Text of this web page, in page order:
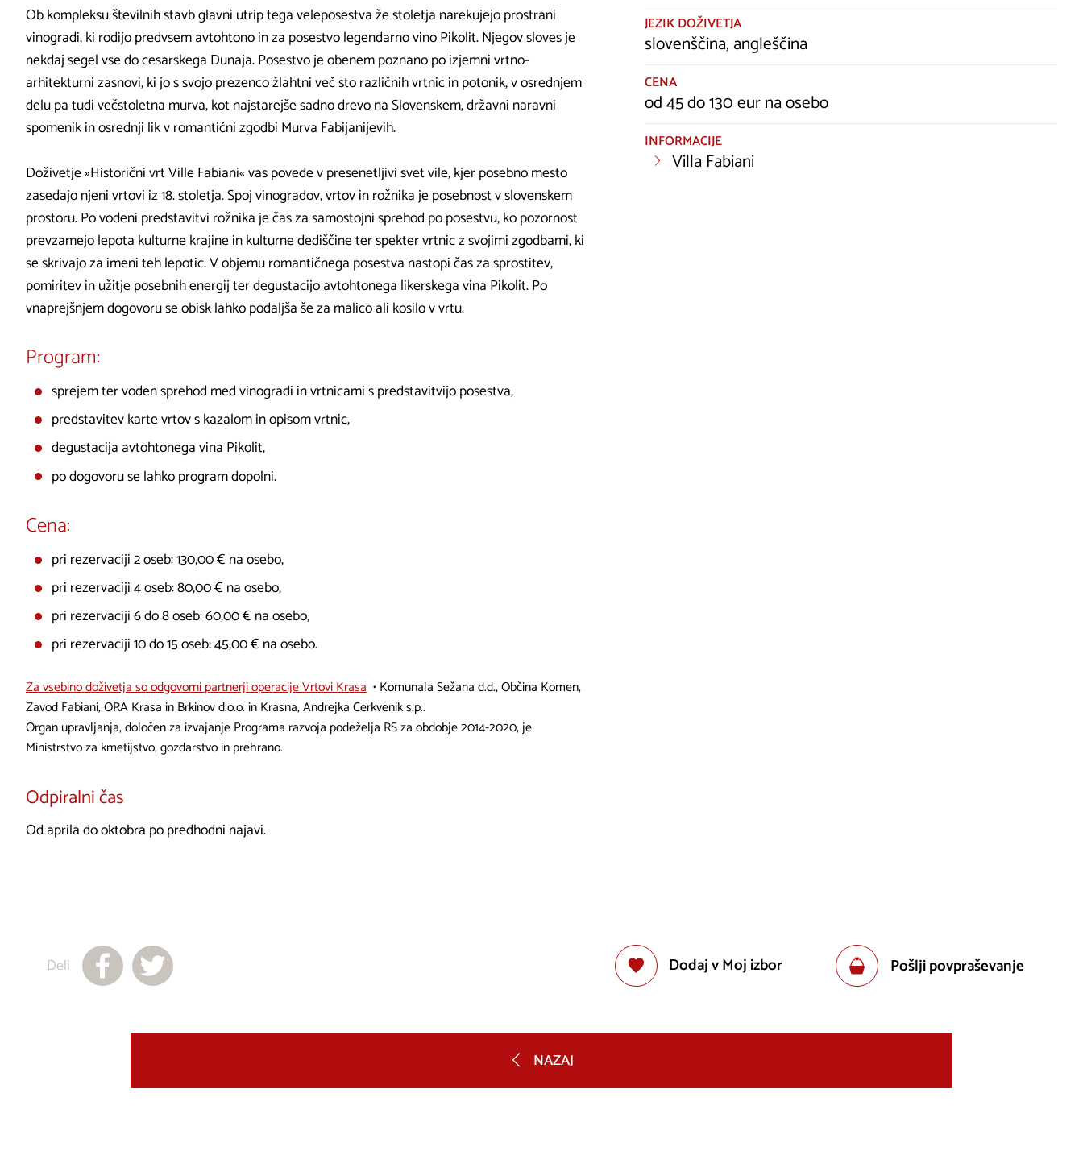
Ob kompleksu številnih stavb glavni utrip tega veleposestva že stoletja narekujejo prostrani
vinogradi, ki rodijo predvsem avtohtono in za posestvo legendarno vino Pikolit. Njegov sloves je
nekdaj segel vse do cesarskega Dunaja. Posestvo je obenem poznano po izjemni vrtno-
arhitekturni zasnovi, ki jo s svojo prezenco žlahtni več sto različnih vrtnic in potonik, v osrednjem
delu pa tudi večstoletna murva, kot najstarejše sadno drevo na Slovenskem, državni naravni
spomenik in osrednji lik v romantični zgodbi Murva Fabijanijevih.
Doživetje »Historični vrt Ville Fabiani« vas povede v presenetljivi svet vile, kjer posebno mesto
zasedajo njeni vrtovi iz 18. stoletja. Spoj vinogradov, vrtov in rožnika je posebnost v slovenskem
prostoru. Po vodeni predstavitvi rožnika je čas za samostojni sprehod po posestvu, ko pozornost
prevzamejo lepota kulturne krajine in kulturne dediščine ter spekter vrtnic z svojimi zgodbami, ki
se skrivajo za imeni teh lepotic. V objemu romantičnega posestva nastopi čas za sprostitev,
pomiritev in užitje posebnih energij ter degustacijo avtohtonega likerskega vina Pikolit. Po
vnaprejšnjem dogovoru se obisk lahko podaljša še za malico ali kosilo v vrtu.
Program:
sprejem ter voden sprehod med vinogradi in vrtnicami s predstavitvijo posestva,
predstavitev karte vrtov s kazalom in opisom vrtnic,
degustacija avtohtonega vina Pikolit,
po dogovoru se lahko program dopolni.
Cena:
pri rezervaciji 2 oseb: 130,00 € na osebo,
pri rezervaciji 4 oseb: 80,00 € na osebo,
pri rezervaciji 6 do 8 oseb: 60,00 € na osebo,
pri rezervaciji 10 do 15 oseb: 45,00 € na osebo.
Za vsebino doživetja so odgovorni partnerji operacije Vrtovi Krasa • Komunala Sežana d.d., Občina Komen,
Zavod Fabiani, ORA Krasa in Brkinov d.o.o. in Krasna, Andrejka Cerkvenik s.p..
Organ upravljanja, določen za izvajanje Programa razvoja podeželja RS za obdobje 2014-2020, je
Ministrstvo za kmetijstvo, gozdarstvo in prehrano.
Odpiralni čas
Od aprila do oktobra po predhodni najavi.
JEZIK DOŽIVETJA
slovenščina, angleščina
CENA
od 45 do 130 eur na osebo
INFORMACIJE
Villa Fabiani
Dodaj v Moj izbor Pošlji povpraševanje
Deli
NAZAJ